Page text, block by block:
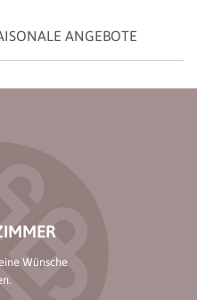
ANGEBOTE
Wünsche